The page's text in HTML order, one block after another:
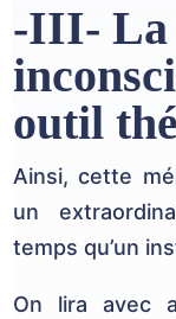
-III- La
outil
Ainsi, cette
un
temps qu’un
On lira avec